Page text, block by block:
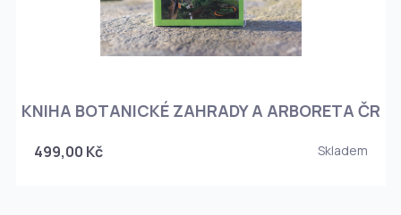
KNIHA BOTANICKÉ ZAHRADY A ARBORETA ČR
499,00 Kč Skladem